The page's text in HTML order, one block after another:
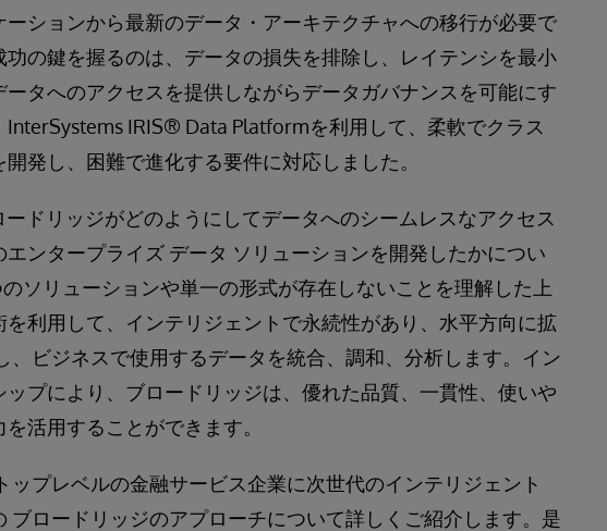
ションから最新のデータ・アーキテクチャへの移行が必要で
の鍵を握るのは、データの損失を排除し、レイテンシを最小
タへのアクセスを提供しながらデータガバナンスを可能にす
IRIS® Data Platformを利用して、柔軟でクラス
発し、困難で進化する要件に対応しました。
ドリッジがどのようにしてデータへのシームレスなアクセス
ンタープライズ データ ソリューションを開発したかについ
ソリューションや単一の形式が存在しないことを理解した上
利用して、インテリジェントで永続性があり、水平方向に拡
、ビジネスで使用するデータを統合、調和、分析します。イン
プにより、ブロードリッジは、優れた品質、一貫性、使いや
活用することができます。
ップレベルの金融サービス企業に次世代のインテリジェント
ブロードリッジのアプローチについて詳しくご紹介します。是